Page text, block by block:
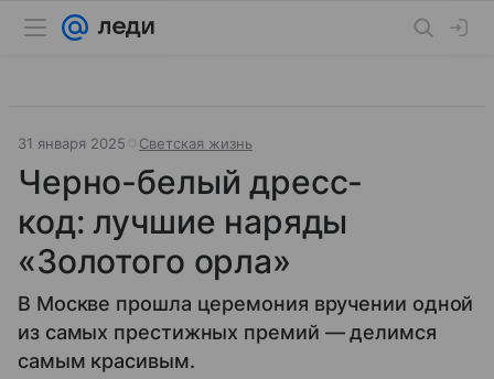
31 января 2025 Светская жизнь
Черно-белый дресс-
код: лучшие наряды
«Золотого орла»
В Москве прошла церемония вручении одной
из самых престижных премий — делимся
самым красивым.